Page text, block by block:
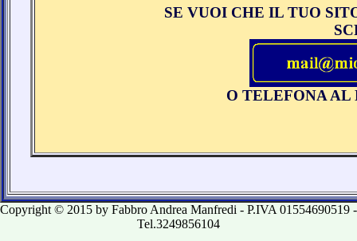
SE VUOI CHE IL TUO
O TELEFONA AL
Copyright © 2015 by Fabbro Andrea Manfredi - P.IVA 01554690519 -
Tel.3249856104